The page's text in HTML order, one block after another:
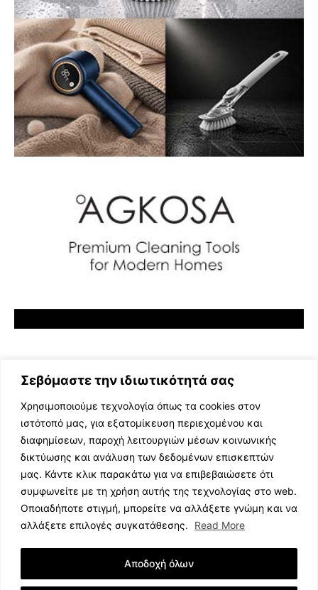
Σεβόμαστε την ιδιωτικότητά σας
Χρησιμοποιούμε τεχνολογία όπως τα cookies στον
ιστότοπό μας, για εξατομίκευση περιεχομένου και
διαφημίσεων, παροχή λειτουργιών μέσων κοινωνικής
δικτύωσης και ανάλυση των δεδομένων επισκεπτών
μας. Κάντε κλικ παρακάτω για να επιβεβαιώσετε ότι
συμφωνείτε με τη χρήση αυτής της τεχνολογίας στο web.
Οποιαδήποτε στιγμή, μπορείτε να αλλάξετε γνώμη και να
αλλάξετε επιλογές συγκατάθεσης.
Read More
Αποδοχή όλων
ΕΛΛΗΝΙΚΗ ΜΟΥΣΙΚΗ
TV SHOWS
EVENTS
ΘΕΑΤΡΟ
ΔΙΑΓΩΝΙΣΜΟΙ
STOA CULTURA
ΣΥΝΕΝΤΕΥΞΕΙΣ